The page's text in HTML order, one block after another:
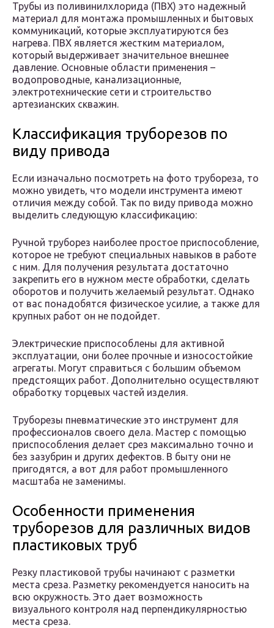
Трубы из поливинилхлорида (ПВХ) это надежный
материал для монтажа промышленных и бытовых
коммуникаций, которые эксплуатируются без
нагрева. ПВХ является жестким материалом,
который выдерживает значительное внешнее
давление. Основные области применения –
водопроводные, канализационные,
электротехнические сети и строительство
артезианских скважин.
Классификация труборезов по
виду привода
Если изначально посмотреть на фото трубореза, то
можно увидеть, что модели инструмента имеют
отличия между собой. Так по виду привода можно
выделить следующую классификацию:
Ручной труборез наиболее простое приспособление,
которое не требуют специальных навыков в работе
с ним. Для получения результата достаточно
закрепить его в нужном месте обработки, сделать
оборотов и получить желаемый результат. Однако
от вас понадобятся физическое усилие, а также для
крупных работ он не подойдет.
Электрические приспособлены для активной
эксплуатации, они более прочные и износостойкие
агрегаты. Могут справиться с большим объемом
предстоящих работ. Дополнительно осуществляют
обработку торцевых частей изделия.
Труборезы пневматические это инструмент для
профессионалов своего дела. Мастер с помощью
приспособления делает срез максимально точно и
без зазубрин и других дефектов. В быту они не
пригодятся, а вот для работ промышленного
масштаба не заменимы.
Особенности применения
труборезов для различных видов
пластиковых труб
Резку пластиковой трубы начинают с разметки
места среза. Разметку рекомендуется наносить на
всю окружность. Это дает возможность
визуального контроля над перпендикулярностью
места среза.